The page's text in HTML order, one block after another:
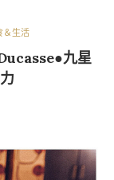
＆生活
九星